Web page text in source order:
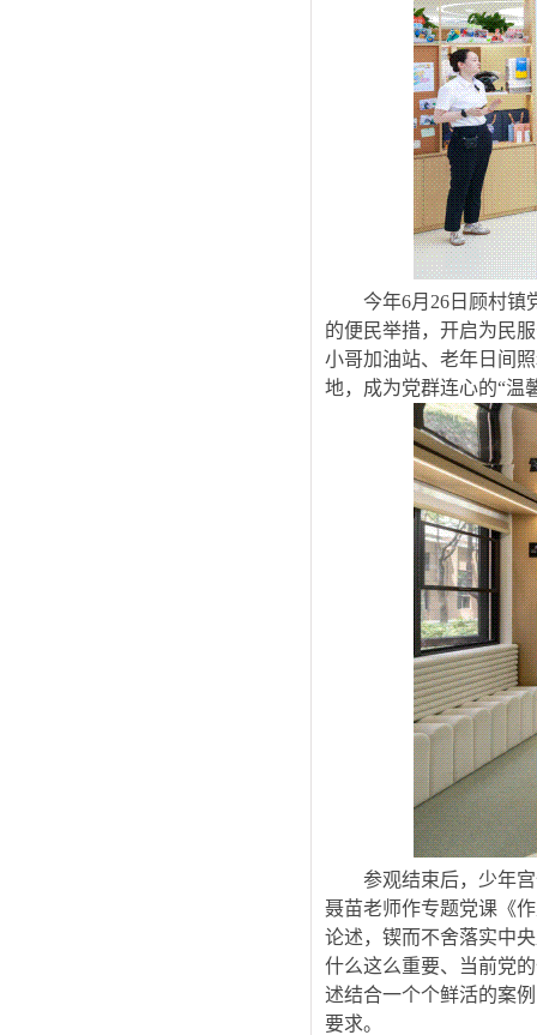
今年6月26日顾村镇
的便民举措，开启为民
小哥加油站、老年日间
地，成为党群连心的“温
参观结束后，少年
聂苗老师作专题党课《
论述，锲而不舍落实中
什么这么重要、当前党
述结合一个个鲜活的案
要求。